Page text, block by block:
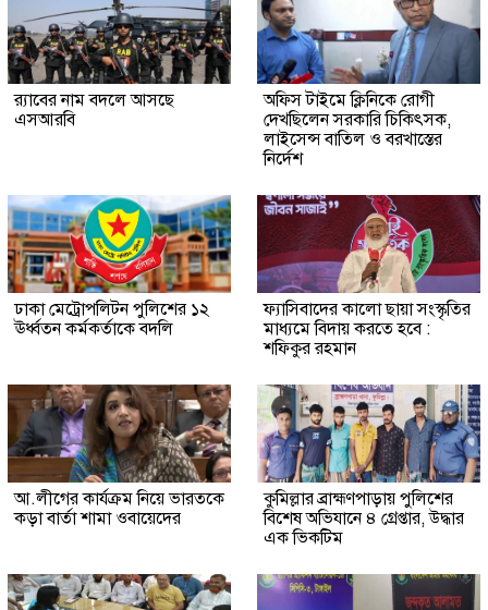
র‍্যাবের নাম বদলে আসছে
এসআরবি
অফিস টাইমে ক্লিনিকে রোগী
দেখছিলেন সরকারি চিকিৎসক,
লাইসেন্স বাতিল ও বরখাস্তের
নির্দেশ
ঢাকা মেট্রোপলিটন পুলিশের ১২
ঊর্ধ্বতন কর্মকর্তাকে বদলি
ফ্যাসিবাদের কালো ছায়া সংস্কৃতির
মাধ্যমে বিদায় করতে হবে :
শফিকুর রহমান
আ.লীগের কার্যক্রম নিয়ে ভারতকে
কড়া বার্তা শামা ওবায়েদের
কুমিল্লার ব্রাহ্মণপাড়ায় পুলিশের
বিশেষ অভিযানে ৪ গ্রেপ্তার, উদ্ধার
এক ভিকটিম